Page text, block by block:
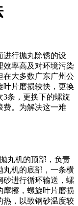
进行抛丸除锈的设
效率高及对环境污染
在大多数广东广州公
叶片磨损较快，更换
3条，更换下的螺旋
费。为解决这一难
丸机的顶部，负责
丸机的底部，一条横
砂进行循环输送，螺
摩擦，螺旋叶片磨损
热，以致钢砂温度较